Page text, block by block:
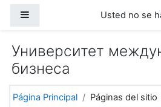
Usted no se
Университет
бизнеса
Página Principal Páginas del sitio